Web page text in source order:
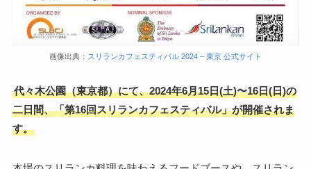
画像出典： スリランカフェスティバル 2024 – 東京 公式サイト
代々木公園（東京都）にて、2024年6月15日(土)〜16日(日)の
二日間、「第16回スリランカフェスティバル」が開催されま
す。